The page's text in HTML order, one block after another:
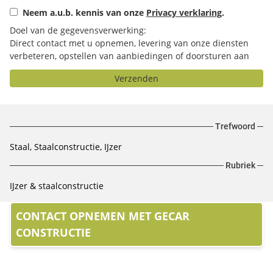
Neem a.u.b. kennis van onze Privacy verklaring.
Doel van de gegevensverwerking:
Direct contact met u opnemen, levering van onze diensten
verbeteren, opstellen van aanbiedingen of doorsturen aan
het door u geselecteerde bedrijf.
Verzenden
Trefwoord
Staal, Staalconstructie, IJzer
Rubriek
IJzer & staalconstructie
CONTACT OPNEMEN MET GECAR
CONSTRUCTIE